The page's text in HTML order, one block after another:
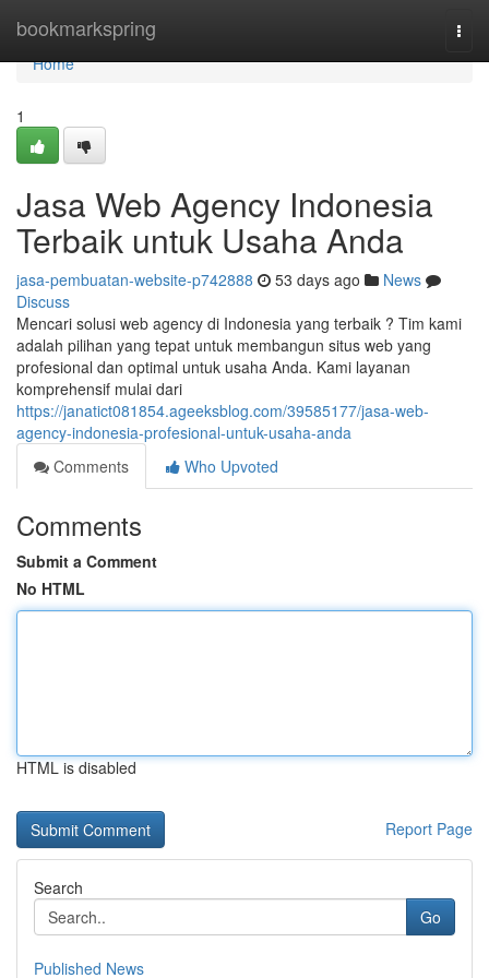
bookmarkspring
Home
Home
1
Jasa Web Agency Indonesia
Terbaik untuk Usaha Anda
jasa-pembuatan-website-p742888 53 days ago
News
Discuss
Mencari solusi web agency di Indonesia yang terbaik ? Tim kami
adalah pilihan yang tepat untuk membangun situs web yang
profesional dan optimal untuk usaha Anda. Kami layanan
komprehensif mulai dari
https://janatict081854.ageeksblog.com/39585177/jasa-web-
agency-indonesia-profesional-untuk-usaha-anda
Comments
Who Upvoted
Comments
Submit a Comment
No HTML
HTML is disabled
Report Page
Search
Go
Published News